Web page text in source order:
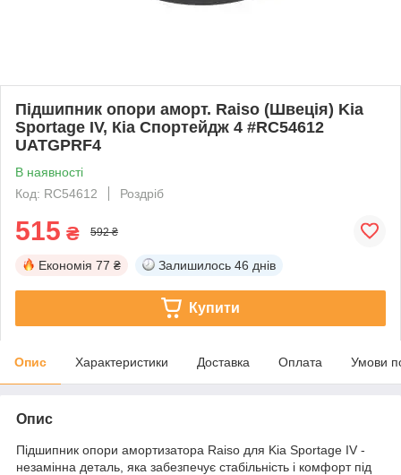
Підшипник опори аморт. Raiso (Швеція) Kia
Sportage IV, Кіа Спортейдж 4 #RC54612
UATGPRF4
В наявності
Код: RC54612
Роздріб
515 ₴ 592 ₴
Економія 77 ₴ Залишилось 46 днів
Купити
Опис Характеристики Доставка Оплата Умови
Опис
Підшипник опори амортизатора Raiso для Kia Sportage IV -
незамінна деталь, яка забезпечує стабільність і комфорт під